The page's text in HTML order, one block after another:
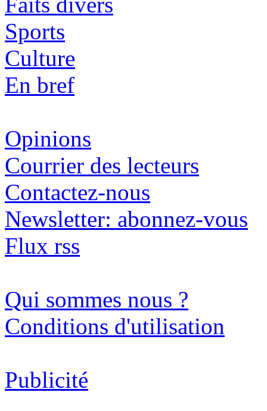
Sports
Culture
En bref
Opinions
Courrier des lecteurs
Contactez-nous
Newsletter: abonnez-vous
Flux rss
Qui sommes nous ?
Conditions d'utilisation
Publicité